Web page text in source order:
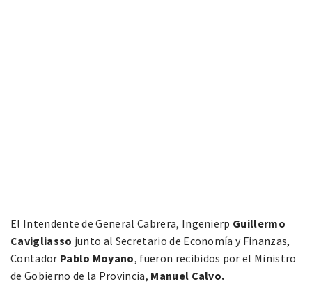
El Intendente de General Cabrera, Ingenierp Guillermo
Cavigliasso junto al Secretario de Economía y Finanzas,
Contador Pablo Moyano, fueron recibidos por el Ministro
de Gobierno de la Provincia, Manuel Calvo.